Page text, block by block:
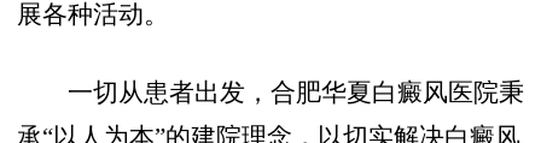
展各种活动。
一切从患者出发，合肥华夏白癜风医院秉
承“以人为本”的建院理念，以切实解决白癜风